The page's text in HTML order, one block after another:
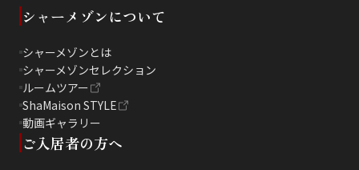
シャーメゾンについて
シャーメゾンとは
シャーメゾンセレクション
ルームツアー
ShaMaison STYLE
動画ギャラリー
ご入居者の方へ